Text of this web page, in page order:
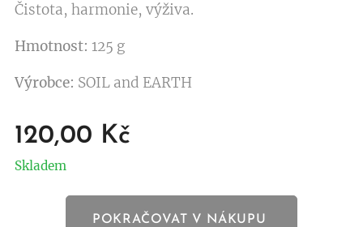
Čistota, harmonie, výživa.
Hmotnost: 125 g
Výrobce: SOIL and EARTH
120,00 Kč
Skladem
POKRAČOVAT V NÁKUPU